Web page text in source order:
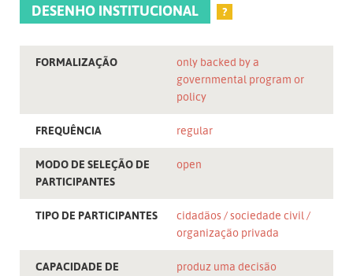
DESENHO INSTITUCIONAL ?
FORMALIZAÇÃO
only backed by a
governmental program or
policy
FREQUÊNCIA regular
MODO DE SELEÇÃO DE
PARTICIPANTES
open
TIPO DE PARTICIPANTES cidadãos
sociedade civil
organização privada
CAPACIDADE DE
produz uma decisão